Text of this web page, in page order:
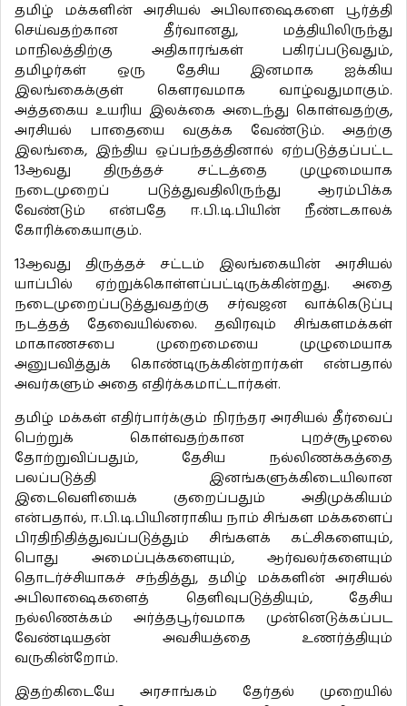
தமிழ் மக்களின் அரசியல் அபிலாஷைகளை பூர்த்தி
செய்வதற்கான தீர்வானது, மத்தியிலிருந்து
மாநிலத்திற்கு அதிகாரங்கள் பகிரப்படுவதும்,
தமிழர்கள் ஒரு தேசிய இனமாக ஐக்கிய
இலங்கைக்குள் கௌரவமாக வாழ்வதுமாகும்.
அத்தகைய உயரிய இலக்கை அடைந்து கொள்வதற்கு,
அரசியல் பாதையை வகுக்க வேண்டும். அதற்கு
இலங்கை, இந்திய ஒப்பந்தத்தினால் ஏற்படுத்தப்பட்ட
13ஆவது திருத்தச் சட்டத்தை முழுமையாக
நடைமுறைப் படுத்துவதிலிருந்து ஆரம்பிக்க
வேண்டும் என்பதே ஈ.பி.டி.பியின் நீண்டகாலக்
கோரிக்கையாகும்.
13ஆவது திருத்தச் சட்டம் இலங்கையின் அரசியல்
யாப்பில் ஏற்றுக்கொள்ளப்பட்டிருக்கின்றது. அதை
நடைமுறைப்படுத்துவதற்கு சர்வஜன வாக்கெடுப்பு
நடத்தத் தேவையில்லை. தவிரவும் சிங்களமக்கள்
மாகாணசபை முறைமையை முழுமையாக
அனுபவித்துக் கொண்டிருக்கின்றார்கள் என்பதால்
அவர்களும் அதை எதிர்க்கமாட்டார்கள்.
தமிழ் மக்கள் எதிர்பார்க்கும் நிரந்தர அரசியல் தீர்வைப்
பெற்றுக் கொள்வதற்கான புறச்சூழலை
தோற்றுவிப்பதும், தேசிய நல்லிணக்கத்தை
பலப்படுத்தி இனங்களுக்கிடையிலான
இடைவெளியைக் குறைப்பதும் அதிமுக்கியம்
என்பதால், ஈ.பி.டி.பியினராகிய நாம் சிங்கள மக்களைப்
பிரதிநிதித்துவப்படுத்தும் சிங்களக் கட்சிகளையும்,
பொது அமைப்புக்களையும், ஆர்வலர்களையும்
தொடர்ச்சியாகச் சந்தித்து, தமிழ் மக்களின் அரசியல்
அபிலாஷைகளைத் தெளிவுபடுத்தியும், தேசிய
நல்லிணக்கம் அர்த்தபூர்வமாக முன்னெடுக்கப்பட
வேண்டியதன் அவசியத்தை உணர்த்தியும்
வருகின்றோம்.
இதற்கிடையே அரசாங்கம் தேர்தல் முறையில்